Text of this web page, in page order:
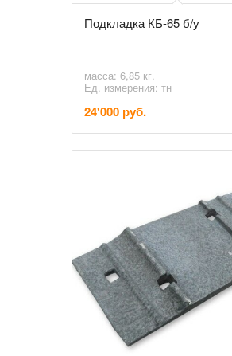
Подкладка КБ-65 б/у
масса: 6,85 кг.
Ед. измерения: тн
24'000 руб.